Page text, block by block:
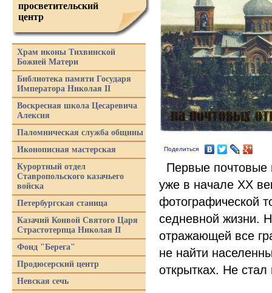
Поделиться
Первые почтовые
уже в начале XX
фотографической
седневной жизни.
отражающей все
не найти
открытках. Не
просветительский
центр
Храм иконы Тихвинской
Божией Матери
Библиотека памяти Государя
Императора Николая II
Воскресная школа Цесаревича
Алексия
Паломническая служба общины
Иконописная мастерская
Курортный отдел
Ставропольского казачьего
войска
Петербургская станица
Казачий Конвой Святого Царя
Страстотерпца Николая II
Фонд "Берега"
Продюсерский центр
Невская сечь